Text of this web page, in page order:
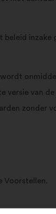
inzake
versie van
zonder
Voorstellen.